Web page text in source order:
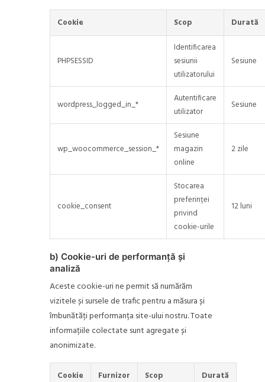
Cookie Scop Durată
PHPSESSID
Identificarea
sesiunii
utilizatorului
Sesiune
wordpress_logged_in_*
Autentificare
utilizator
Sesiune
wp_woocommerce_session_*
Sesiune
magazin
online
2 zile
cookie_consent
Stocarea
preferinței
privind
cookie-urile
12 luni
b) Cookie-uri de performanță și
analiză
Aceste cookie-uri ne permit să numărăm
vizitele și sursele de trafic pentru a măsura și
îmbunătăți performanța site-ului nostru. Toate
informațiile colectate sunt agregate și
anonimizate.
Cookie Furnizor Scop Durată